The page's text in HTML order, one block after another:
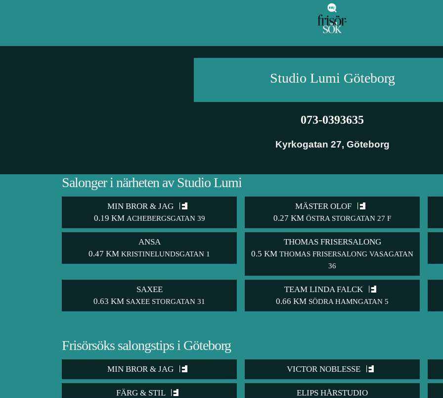
Studio Lumi Göteborg
073-0393635
Kyrkogatan 27, Göteborg
Salonger i närheten av Studio Lumi
MIN BROR & JAG
0.19 KM ACHEBERGSGATAN 39
MÄSTER OLOF
0.27 KM ÖSTRA STORGATAN 27 F
ANSA
0.47 KM KRISTINELUNDSGATAN 1
THOMAS FRISERSALONG
0.5 KM THOMAS FRISERSALONG VASAGATAN
36
SAXEE
0.63 KM SAXEE STORGATAN 31
TEAM LINDA FALCK
0.66 KM SÖDRA HAMNGATAN 5
Frisörsöks salongstips i Göteborg
MIN BROR & JAG VICTOR NOBLESSE
FÄRG & STIL ELIPS HÅRSTUDIO